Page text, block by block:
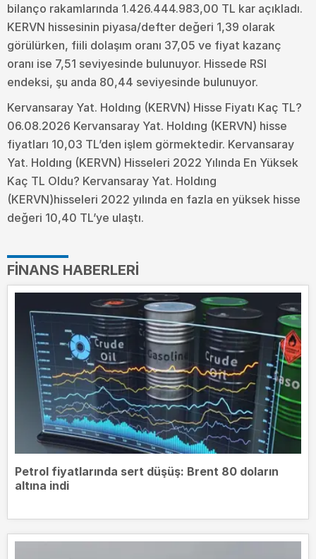
bilanço rakamlarında 1.426.444.983,00 TL kar açıkladı.
KERVN hissesinin piyasa/defter değeri 1,39 olarak
görülürken, fiili dolaşım oranı 37,05 ve fiyat kazanç
oranı ise 7,51 seviyesinde bulunuyor. Hissede RSI
endeksi, şu anda 80,44 seviyesinde bulunuyor.
Kervansaray Yat. Holdıng (KERVN) Hisse Fiyatı Kaç TL?
06.08.2026 Kervansaray Yat. Holdıng (KERVN) hisse
fiyatları 10,03 TL’den işlem görmektedir. Kervansaray
Yat. Holdıng (KERVN) Hisseleri 2022 Yılında En Yüksek
Kaç TL Oldu? Kervansaray Yat. Holdıng
(KERVN)hisseleri 2022 yılında en fazla en yüksek hisse
değeri 10,40 TL’ye ulaştı.
FINANS HABERLERI
Petrol fiyatlarında sert düşüş: Brent 80 doların
altına indi